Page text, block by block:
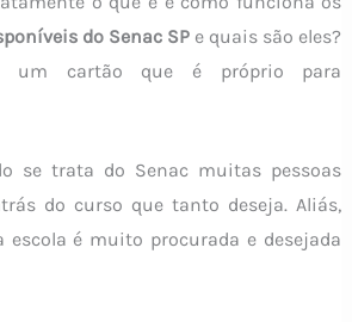
do Senac SP e quais são eles?
um cartão que é próprio para
se trata do Senac muitas pessoas
do curso que tanto deseja. Aliás,
é muito procurada e desejada